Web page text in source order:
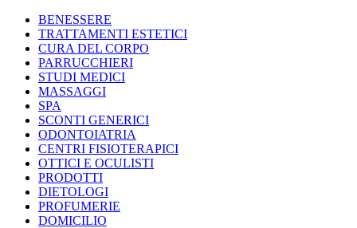
BENESSERE
TRATTAMENTI ESTETICI
CURA DEL CORPO
PARRUCCHIERI
STUDI MEDICI
MASSAGGI
SPA
SCONTI GENERICI
ODONTOIATRIA
CENTRI FISIOTERAPICI
OTTICI E OCULISTI
PRODOTTI
DIETOLOGI
PROFUMERIE
DOMICILIO